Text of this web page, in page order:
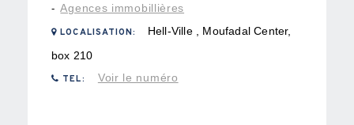
- Agences immobillières
LOCALISATION:
Hell-Ville , Moufadal Center,
box 210
TEL: Voir le numéro